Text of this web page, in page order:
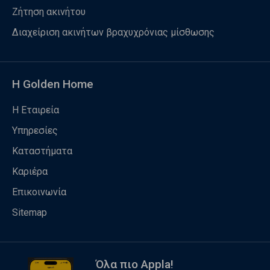
Ζήτηση ακινήτου
Διαχείριση ακινήτων βραχυχρόνιας μίσθωσης
Η Golden Home
Η Εταιρεία
Υπηρεσίες
Καταστήματα
Καριέρα
Επικοινωνία
Sitemap
Όλα πιο Appla!